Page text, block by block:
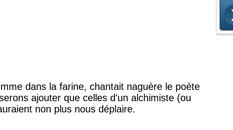
dans la farine, chantait naguère le poète
ajouter que celles d'un alchimiste (ou
non plus nous déplaire.